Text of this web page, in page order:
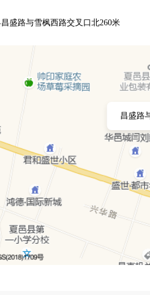
位目标受众，实现广告效果的最大化。
持着专业、创新、服务的理念，不断
客户创造更多价值，助力客户在激烈的市
盛路与雪枫西路交叉口北260米
昌盛路